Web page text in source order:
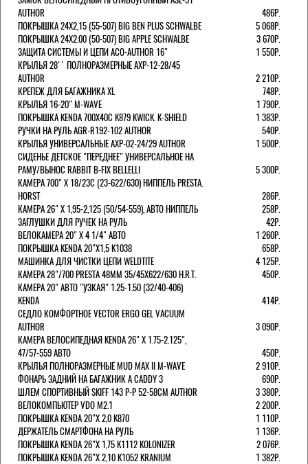
AUTHOR
486Р.
ПОКРЫШКА 24X2,15 (55-507) BIG BEN PLUS SCHWALBE
5 068Р.
ПОКРЫШКА 24X2.00 (50-507) BIG APPLE SCHWALBE
3 670Р.
ЗАЩИТА СИСТЕМЫ И ЦЕПИ ACO-AUTHOR 16"
1 550Р.
КРЫЛЬЯ 28'' ПОЛНОРАЗМЕРНЫЕ AXP-12-28/45
AUTHOR
2 210Р.
КРЕПЕЖ ДЛЯ БАГАЖНИКА XL
748Р.
КРЫЛЬЯ 16-20" M-WAVE
1 790Р.
ПОКРЫШКА KENDA 700Х40С K879 KWICK. K-SHIELD
1 383Р.
РУЧКИ НА РУЛЬ AGR-R192-102 AUTHOR
540Р.
КРЫЛЬЯ УНИВЕРСАЛЬНЫЕ AXP-02-24/29 AUTHOR
1 500Р.
СИДЕНЬЕ ДЕТСКОЕ "ПЕРЕДНЕЕ" УНИВЕРСАЛЬНОЕ НА
РАМУ/ВЫНОС RABBIT B-FIX BELLELLI
5 300Р.
КАМЕРА 700" Х 18/23C (23-622/630) НИППЕЛЬ PRESTA.
HORST
286Р.
КАМЕРА 26" X 1,95-2,125 (50/54-559), АВТО НИППЕЛЬ
258Р.
ЗАГЛУШКИ ДЛЯ РУЧЕК НА РУЛЬ
42Р.
ВЕЛОКАМЕРА 20" Х 4 1/4" АВТО
1 260Р.
ПОКРЫШКА KENDA 20"Х1,5 K1038
658Р.
МАШИНКА ДЛЯ ЧИСТКИ ЦЕПИ WELDTITE
4 125Р.
КАМЕРА 28"/700 PRESTA 48ММ 35/45Х622/630 H.R.T.
450Р.
КАМЕРА 20" АВТО "УЗКАЯ" 1.25-1.50 (32/40-406)
KENDA
414Р.
СЕДЛО КОМФОРТНОЕ VECTOR ERGO GEL VACUUM
AUTHOR
3 090Р.
КАМЕРА ВЕЛОСИПЕДНАЯ KENDA 26" Х 1.75-2.125",
47/57-559 АВТО
450Р.
КРЫЛЬЯ ПОЛНОРАЗМЕРНЫЕ MUD MAX II M-WAVE
2 910Р.
ФОНАРЬ ЗАДНИЙ НА БАГАЖНИК A CADDY 3
690Р.
ШЛЕМ СПОРТИВНЫЙ SKIFF 143 Р-Р 52-58СМ AUTHOR
3 380Р.
ВЕЛОКОМПЬЮТЕР VDO M2.1
2 200Р.
ПОКРЫШКА KENDA 20"Х 2,0 K870
1 110Р.
ДЕРЖАТЕЛЬ СМАРТФОНА НА РУЛЬ
1 136Р.
ПОКРЫШКА KENDA 26"Х 1,75 K1112 KOLONIZER
2 076Р.
ПОКРЫШКА KENDA 26"Х 2,10 K1052 KRANIUM
1 382Р.